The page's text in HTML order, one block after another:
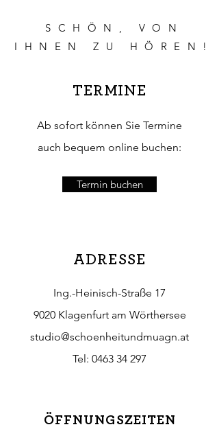
SCHÖN, VON
IHNEN ZU HÖREN!
TERMINE
Ab sofort können Sie Termine
auch bequem online buchen:
Termin buchen
ADRESSE
Ing.-Heinisch-Straße 17
9020 Klagenfurt am Wörthersee
studio@schoenheitundmuagn.at
Tel: 0463 34 297
ÖFFNUNGSZEITEN